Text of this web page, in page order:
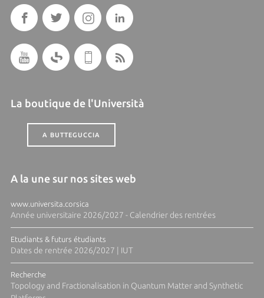
La boutique de l'Università
A BUTTEGUCCIA
A la une sur nos sites web
www.universita.corsica
Année universitaire 2026/2027 - Calendrier des rentrées
Etudiants & futurs étudiants
Dates de rentrée 2026/2027 | IUT
Recherche
Topology and Fractionalisation in Quantum Matter and Synthetic